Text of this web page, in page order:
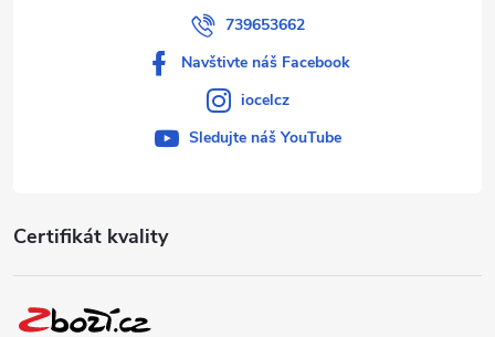
Certifikát kvality
739653662
Navštivte náš Facebook
iocelcz
Sledujte náš YouTube